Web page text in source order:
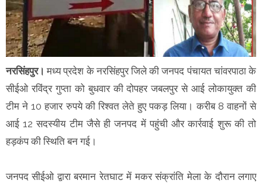
नरसिंहपुर। मध्य प्रदेश के नरसिंहपुर जिले की जनपद पंचायत चांवरपाठा के
सीईओ रविंद्र गुप्ता को बुधवार की दोपहर जबलपुर से आई लोकायुक्त की
टीम ने 10 हजार रुपये की रिश्वत लेते हुए पकड़ लिया। करीब 8 वाहनों से
आई 12 सदस्यीय टीम जैसे ही जनपद में पहुंची और कार्रवाई शुरू की तो
हड़कंप की स्थिति बन गई।
जनपद सीईओ द्वारा बरमान रेतघाट में मकर संक्रांति मेला के दौरान लगाए